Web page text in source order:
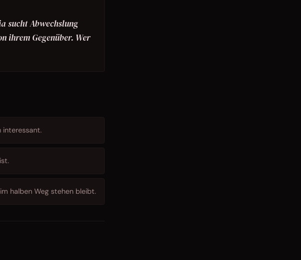
sucht Abwechslung
ihrem Gegenüber. Wer
interessant.
halben Weg stehen bleibt.